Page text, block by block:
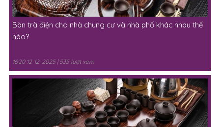
Bàn trà điện cho nhà chung cư và nhà phố khác nhau thế
nào?
16:20 12-12-2025 | 535 lượt xem